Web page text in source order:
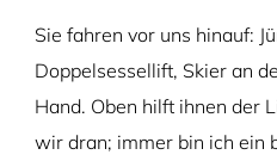
Sie fahren vor uns hinauf:
Doppelsessellift, Skier an
Hand. Oben hilft ihnen der
wir dran; immer bin ich ein